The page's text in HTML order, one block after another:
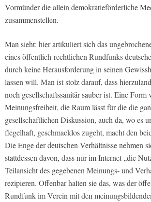
Vormünder die allein demokratieförderliche
zusammenstellen.
Man sieht: hier artikuliert sich das
eines öffentlich-rechtlichen Rundfunks
durch keine Herausforderung in seinen
lassen will. Man ist stolz darauf, dass
noch gesellschaftssanitär sauber ist. Eine Form
Meinungsfreiheit, die Raum lässt für die die
gesellschaftlichen Diskussion, auch da, wo es
flegelhaft, geschmacklos zugeht, macht den
Die Enge der deutschen Verhältnisse nehmen
stattdessen davon, dass nur im Internet „die
Teilansicht des gegebenen Meinungs- und
rezipieren. Offenbar halten sie das, was der
Rundfunk im Verein mit den